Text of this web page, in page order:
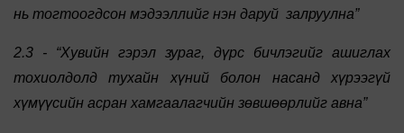
нь тогтоогдсон мэдээллийг нэн даруй залруулна”
2.3 - “Хувийн гэрэл зураг, дүрс бичлэгийг ашиглах
тохиолдолд тухайн хүний болон насанд хүрээгүй
хүмүүсийн асран хамгаалагчийн зөвшөөрлийг авна”